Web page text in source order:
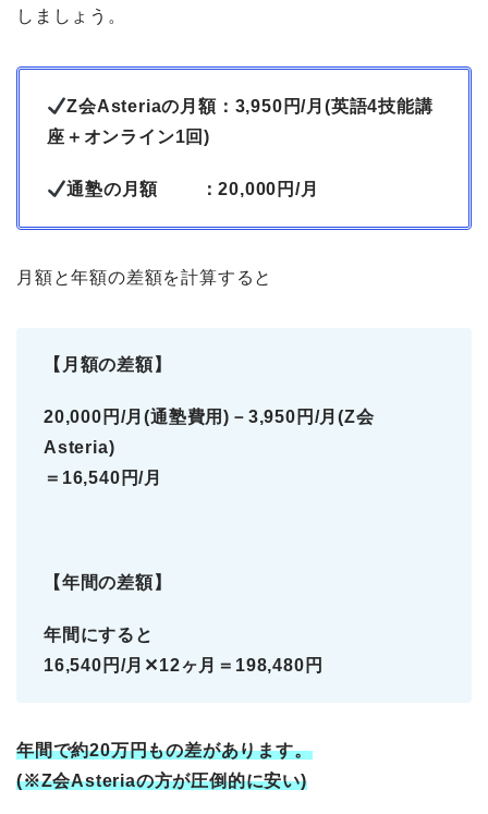
しましょう。
Z会Asteriaの月額：3,950円/月(英語4技能講
座＋オンライン1回)
通塾の月額 ：20,000円/月
月額と年額の差額を計算すると
【月額の差額】
20,000円/月(通塾費用)－3,950円/月(Z会
Asteria)
＝16,540円/月
【年間の差額】
年間にすると
16,540円/月✕12ヶ月＝198,480円
年間で約20万円もの差があります。
(※Z会Asteriaの方が圧倒的に安い)